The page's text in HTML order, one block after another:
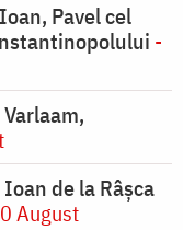
Pavel cel
-
de la Râșca
August